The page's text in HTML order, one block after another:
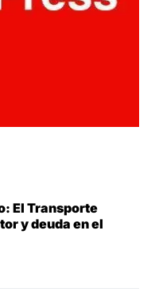
El Transporte
y deuda en el